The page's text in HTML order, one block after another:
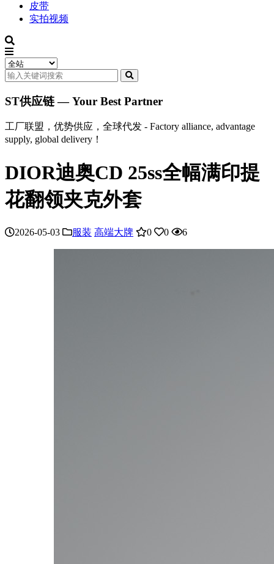
皮带
实拍视频
ST供应链 — Your Best Partner
工厂联盟，优势供应，全球代发 - Factory alliance, advantage
supply, global delivery！
DIOR迪奥CD 25ss全幅满印提
花翻领夹克外套
2026-05-03 服装 高端大牌 0 0 6